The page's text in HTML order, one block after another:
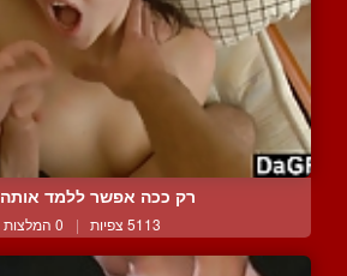
רק ככה אפשר ללמד
5113 צפיות | 0 המלצות